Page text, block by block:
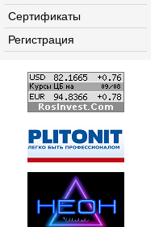
Сертификаты
Регистрация